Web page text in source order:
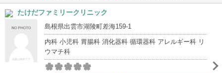
ホームペ
ージ
動画 写真 女医 駐車場
クレジッ
入院 予約 急患
たけだファミリークリニック
島根県出雲市湖陵町差海159-1
内科 小児科 胃腸科 消化器科 循環器科 アレルギー科 リ
ウマチ科